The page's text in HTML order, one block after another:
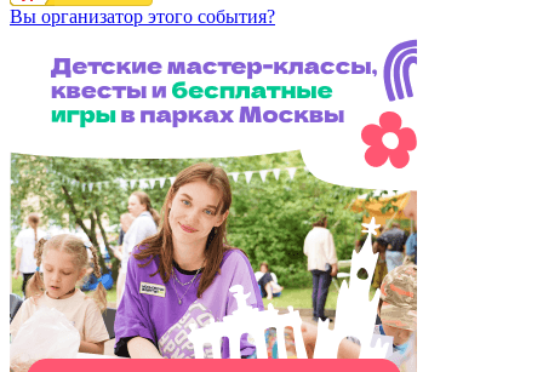
Вы организатор этого события?